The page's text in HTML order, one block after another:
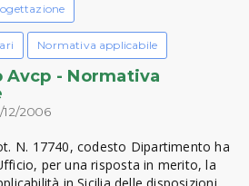
Normativa applicabile
- Normativa
12/2006
N. 17740, codesto Dipartimento ha
per una risposta in merito, la
in Sicilia delle disposizioni